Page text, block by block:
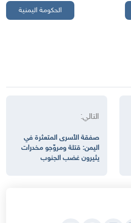
الحكومة اليمنية
التالي:
صفقة الأسرى المتعثرة في
اليمن: قتلة ومروّجو مخدرات
يثيرون غضب الجنوب